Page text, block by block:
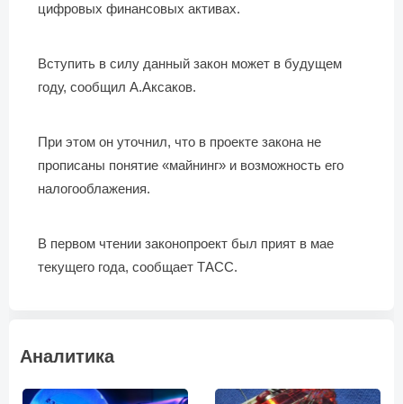
цифровых финансовых активах.
Вступить в силу данный закон может в будущем
году, сообщил А.Аксаков.
При этом он уточнил, что в проекте закона не
прописаны понятие «майнинг» и возможность его
налогооблажения.
В первом чтении законопроект был прият в мае
текущего года, сообщает ТАСС.
Аналитика